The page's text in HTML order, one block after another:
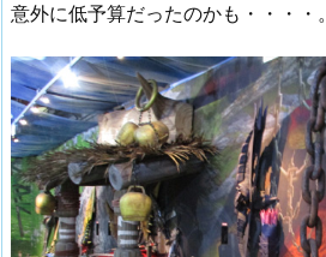
意外に低予算だったのかも・・・・。